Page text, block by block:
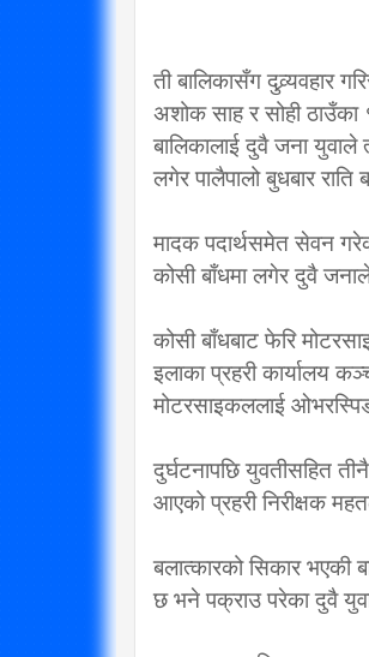
ती बालिकासँग दुव्र्यवहार
अशोक साह र सोही ठाउँका
बालिकालाई दुवै जना
लगेर पालैपालो बुधबार
मादक पदार्थसमेत सेवन
कोसी बाँधमा लगेर दुवै
कोसी बाँधबाट फेरि
इलाका प्रहरी कार्यालय
मोटरसाइकललाई
दुर्घटनापछि युवतीसहित
आएको प्रहरी निरीक्षक
बलात्कारको सिकार भएकी
छ भने पक्राउ परेका दुवै
विप्लव समूह संविधानको
दायराभित्र आएर हिँड्नुको
विकल्प छैन् : मुख्यमन्त्री राई